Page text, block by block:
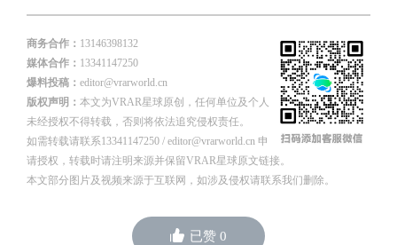
商务合作： 13146398132
媒体合作： 13341147250
爆料投稿： editor@vrarworld.cn
版权声明： 本文为VRAR星球原创，任何单位及个人
未经授权不得转载，否则将依法追究侵权责任。
如需转载请联系13341147250 / editor@vrarworld.cn 申
请授权，转载时请注明来源并保留VRAR星球原文链接。
本文部分图片及视频来源于互联网，如涉及侵权请联系我们删除。
已赞 0